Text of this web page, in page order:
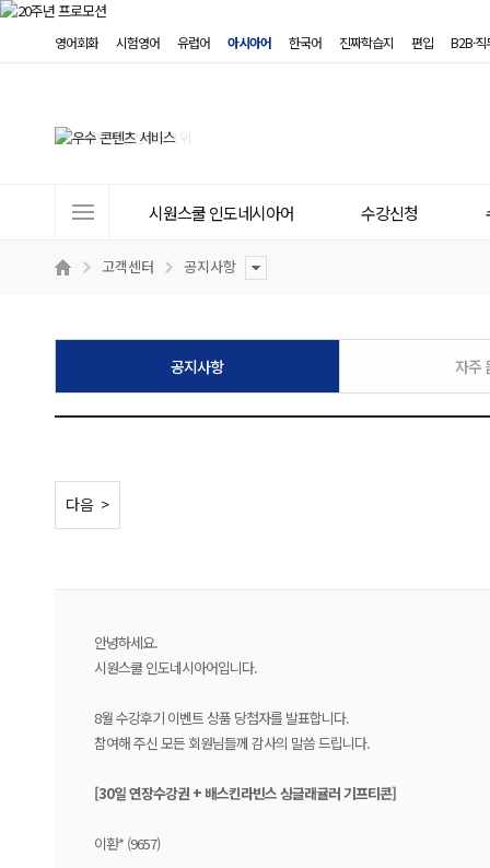
영어회화 시험영어 유럽어 아시아어 한국어 진짜학습지 편입 B2B·
트
시원스쿨 인도네시아어 수강신청
고객센터 공지사항
공지사항 자주
< 이전
다음 >
안녕하세요.
시원스쿨 인도네시아어입니다.
8월 수강후기 이벤트 상품 당첨자를 발표합니다.
참여해 주신 모든 회원님들께 감사의 말씀 드립니다.
[30일 연장수강권 + 배스킨라빈스 싱글래귤러 기프티콘]
이환* (9657)